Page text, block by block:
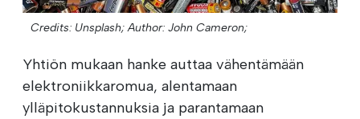
Credits: Unsplash; Author: John Cameron;
Yhtiön mukaan hanke auttaa vähentämään
elektroniikkaromua, alentamaan
ylläpitokustannuksia ja parantamaan